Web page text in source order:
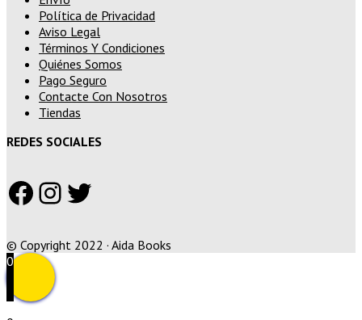
Política de Privacidad
Aviso Legal
Términos Y Condiciones
Quiénes Somos
Pago Seguro
Contacte Con Nosotros
Tiendas
REDES SOCIALES
Facebook
Instagram
Twitter
© Copyright 2022 · Aida Books
0